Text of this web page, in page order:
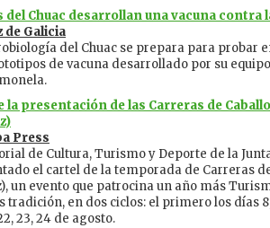
Chuac desarrollan una vacuna contra
de Galicia
del Chuac se prepara para probar
de vacuna desarrollado por su
la presentación de las Carreras de
Press
de Cultura, Turismo y Deporte de la
el cartel de la temporada de Carreras
un evento que patrocina un año más
tradición, en dos ciclos: el primero los días
23, 24 de agosto.